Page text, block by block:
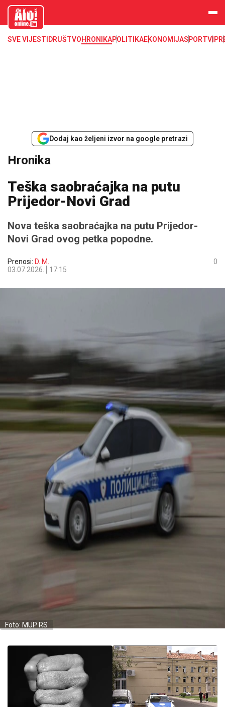
aloonline.b
SVE VIJESTI DRUŠTVOHRONIKAPOLITIKAEKONOMIJASPORTVIP
Dodaj kao željeni izvor na google pretrazi
Hronika
Teška saobraćajka na putu
Prijedor-Novi Grad
Nova teška saobraćajka na putu Prijedor-
Novi Grad ovog petka popodne.
Prenosi: D. M.
03.07.2026.
17:15
0
Foto: MUP RS